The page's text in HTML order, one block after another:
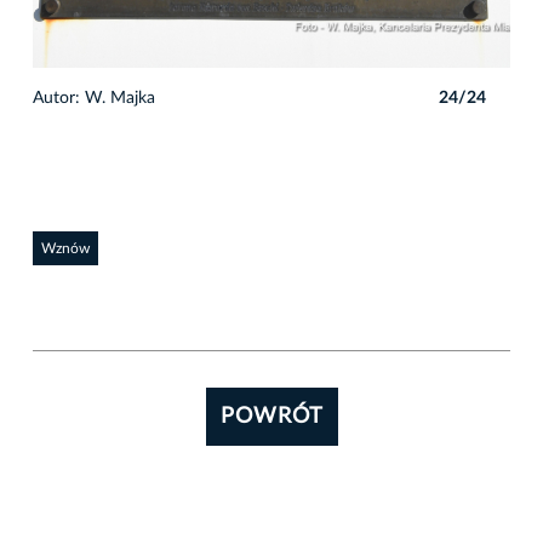
Autor: W. Majka 24/24
Wznów
POWRÓT